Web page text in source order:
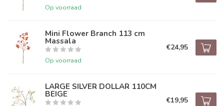
Op voorraad
Mini Flower Branch 113 cm
Massala
Op voorraad
€24,95
LARGE SILVER DOLLAR 110CM
BEIGE
€19,95